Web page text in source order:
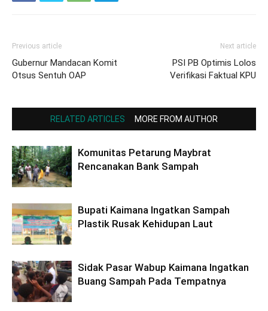
Previous article
Gubernur Mandacan Komit
Otsus Sentuh OAP
Next article
PSI PB Optimis Lolos
Verifikasi Faktual KPU
RELATED ARTICLES MORE FROM AUTHOR
Komunitas Petarung Maybrat
Rencanakan Bank Sampah
Bupati Kaimana Ingatkan Sampah
Plastik Rusak Kehidupan Laut
Sidak Pasar Wabup Kaimana Ingatkan
Buang Sampah Pada Tempatnya